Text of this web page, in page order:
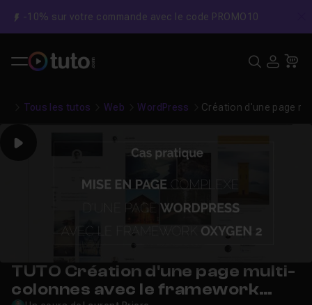
-10% sur votre commande avec le code PROMO10
Tous les tutos Web WordPress Création d'une page
Play
TUTO Création d'une page multi-
colonnes avec le framework